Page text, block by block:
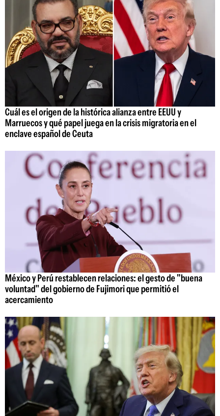
Cuál es el origen de la histórica alianza entre EEUU y
Marruecos y qué papel juega en la crisis migratoria en el
enclave español de Ceuta
México y Perú restablecen relaciones: el gesto de "buena
voluntad" del gobierno de Fujimori que permitió el
acercamiento